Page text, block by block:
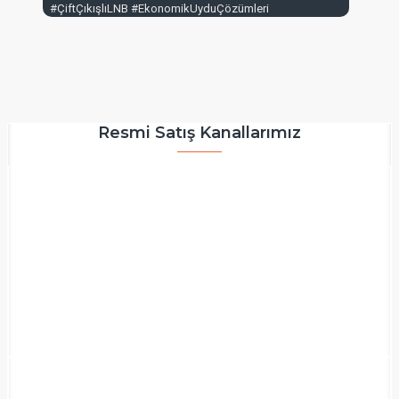
#ÇiftÇıkışlıLNB #EkonomikUyduÇözümleri
Resmi Satış Kanallarımız